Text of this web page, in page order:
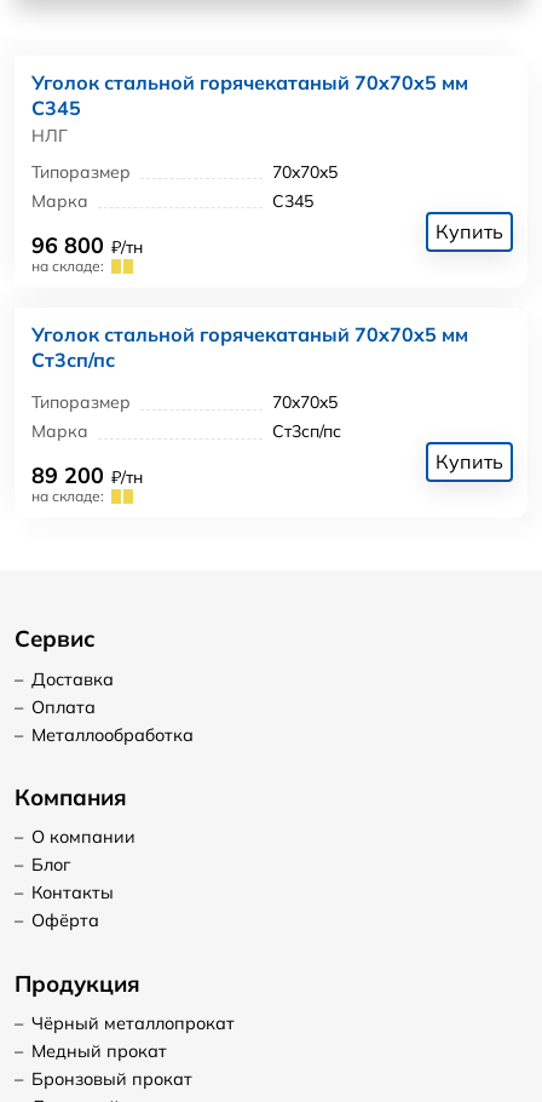
Уголок стальной горячекатаный 70x70x5 мм
С345
НЛГ
Типоразмер
70x70x5
Марка
С345
96 800 ₽/тн
на складе:
Купить
Уголок стальной горячекатаный 70x70x5 мм
Ст3сп/пс
Типоразмер
70x70x5
Марка
Ст3сп/пс
89 200 ₽/тн
на складе:
Купить
Сервис
– Доставка
– Оплата
– Металлообработка
Компания
– О компании
– Блог
– Контакты
– Офёрта
Продукция
– Чёрный металлопрокат
– Медный прокат
– Бронзовый прокат